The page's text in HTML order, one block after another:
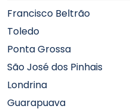
Francisco Beltrão
Toledo
Ponta Grossa
São José dos Pinhais
Londrina
Guarapuava